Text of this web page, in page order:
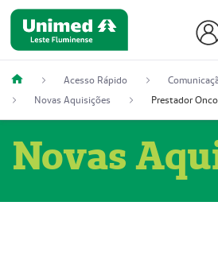
Acesso Rápido
Novas Aquisições
Novas